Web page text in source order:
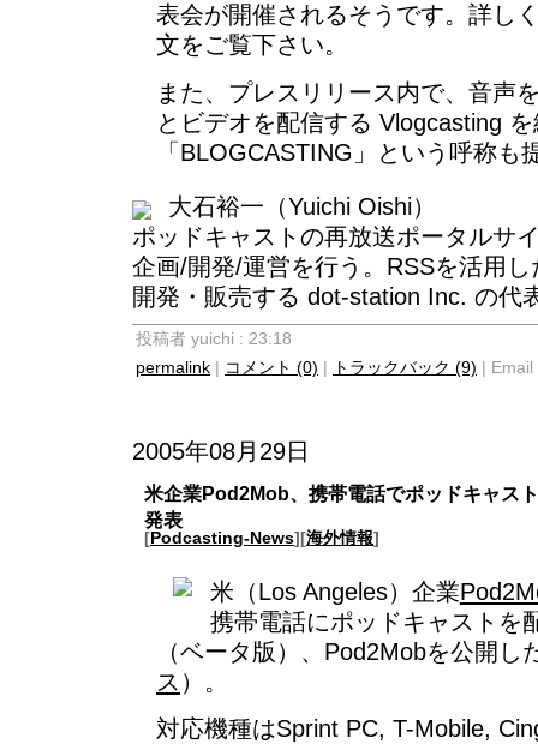
表会が開催されるそうです。詳し
文をご覧下さい。
また、プレスリリース内で、音声
とビデオを配信する Vlogcasting
「BLOGCASTING」という呼称も
大石裕一（Yuichi Oishi）
ポッドキャストの再放送ポータルサ
企画/開発/運営を行う。RSSを活用
開発・販売する dot-station Inc. の代
投稿者 yuichi : 23:18
permalink | コメント (0) | トラックバック (9) |
2005年08月29日
米企業Pod2Mob、携帯電話でポッドキャス
発表
[Podcasting-News][海外情報]
米（Los Angeles）企業
携帯電話にポッドキャストを
（ベータ版）、Pod2Mobを公開し
ス ）。
対応機種はSprint PC, T-Mobile,